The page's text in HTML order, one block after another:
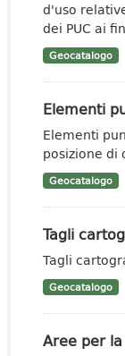
d'uso
dei PUC ai
Geocatalogo
Elementi
Elementi
posizione di
Geocatalogo
Tagli
Tagli
Geocatalogo
Aree per